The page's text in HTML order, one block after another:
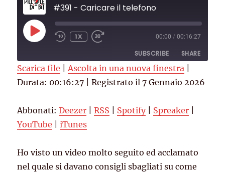
#391 - Caricare il telefono
PLAY
EPISODE
1X 00:00 / 00:16:27
SUBSCRIBE SHARE
Deezer RSS
YouTube iTunes
RSS FEED
SHARE
EMBED
Scarica file |Ascolta in una nuova finestra
Durata: 00:16:27 |Registrato il 7 Gennaio 2026
Abbonati:Deezer |RSS Spotify| Spreaker
YouTube |iTunes
Ho visto un video molto seguito ed acclamato
nel quale si davano consigli sbagliati su come